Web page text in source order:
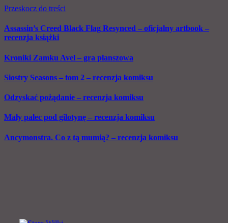
Przeskocz do treści
Assassin’s Creed Black Flag Resynced – oficjalny artbook –
recenzja książki
Kroniki Zamku Avel – gra planszowa
Siostry Seasons – tom 2 – recenzja komiksu
Odzyskać pożądanie – recenzja komiksu
Mały palec pod gilotynę – recenzja komiksu
Ancymonstra. Co z tą mumią? – recenzja komiksu